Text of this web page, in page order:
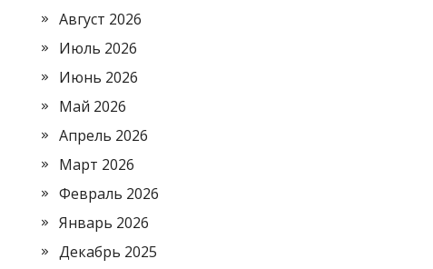
Август 2026
Июль 2026
Июнь 2026
Май 2026
Апрель 2026
Март 2026
Февраль 2026
Январь 2026
Декабрь 2025